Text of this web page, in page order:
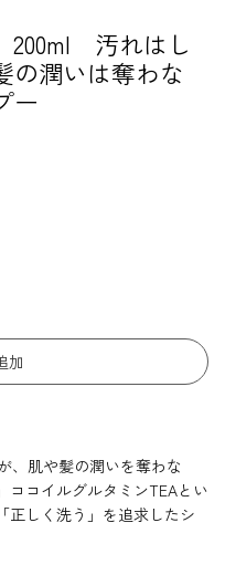
200ml 汚れはし
の潤いは奪わな
ー
加
、肌や髪の潤いを奪わな
ココイルグルタミンTEAとい
正しく洗う」を追求したシ